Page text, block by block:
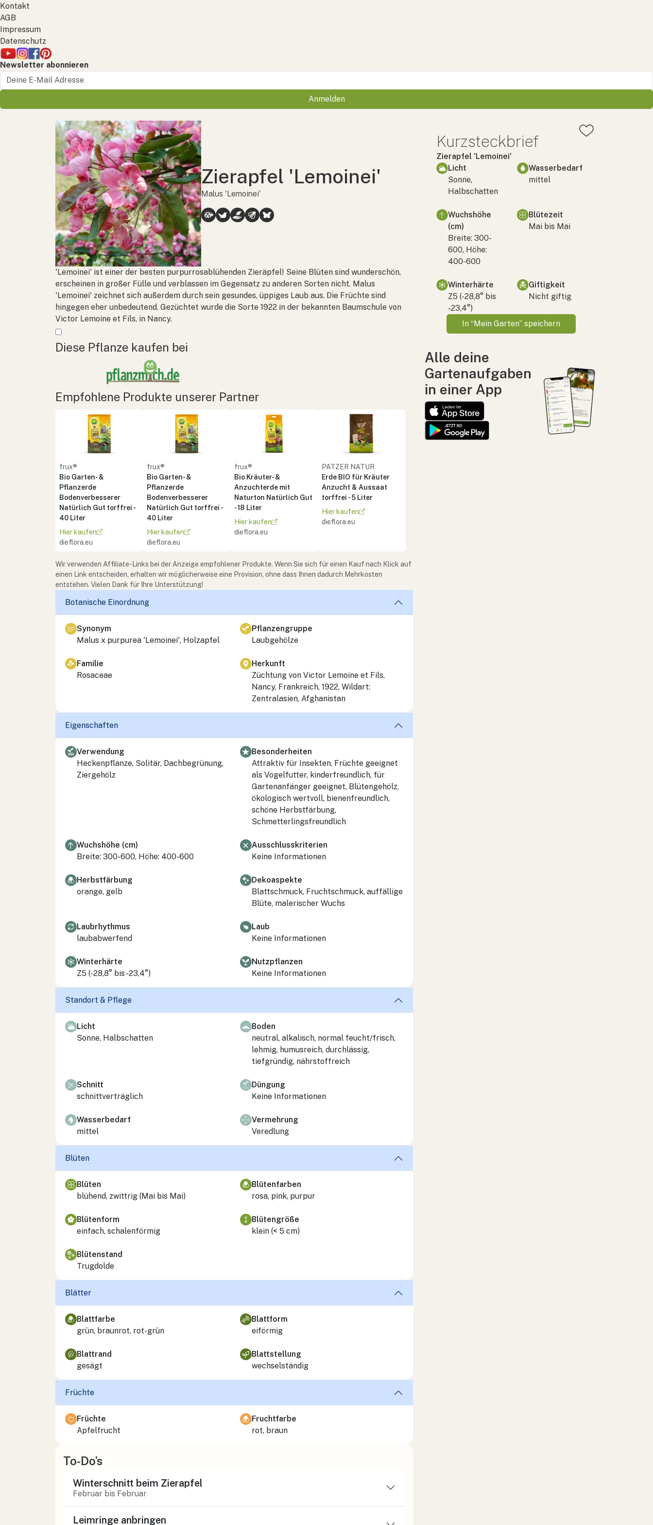
Kontakt
AGB
Impressum
Datenschutz
Newsletter abonnieren
Anmelden
Zierapfel 'Lemoinei'
Malus 'Lemoinei'
'Lemoinei' ist einer der besten purpurrosablühenden Zieräpfel! Seine Blüten sind wunderschön,
erscheinen in großer Fülle und verblassen im Gegensatz zu anderen Sorten nicht. Malus
'Lemoinei' zeichnet sich außerdem durch sein gesundes, üppiges Laub aus. Die Früchte sind
hingegen eher unbedeutend. Gezüchtet wurde die Sorte 1922 in der bekannten Baumschule von
Victor Lemoine et Fils, in Nancy.
Mehr anzeigen
Diese Pflanze kaufen bei
Empfohlene Produkte unserer Partner
frux®
Bio Garten- &
Pflanzerde
Bodenverbesserer
Natürlich Gut torffrei -
40 Liter
Hier kaufen
dieflora.eu
frux®
Bio Garten- &
Pflanzerde
Bodenverbesserer
Natürlich Gut torffrei -
40 Liter
Hier kaufen
dieflora.eu
frux®
Bio Kräuter- &
Anzuchterde mit
Naturton Natürlich Gut
- 18 Liter
Hier kaufen
dieflora.eu
PATZER NATUR
Erde BIO für Kräuter
Anzucht & Aussaat
torffrei - 5 Liter
Hier kaufen
dieflora.eu
Wir verwenden Affiliate-Links bei der Anzeige empfohlener Produkte. Wenn Sie sich für einen Kauf nach Klick auf
einen Link entscheiden, erhalten wir möglicherweise eine Provision, ohne dass Ihnen dadurch Mehrkosten
entstehen. Vielen Dank für Ihre Unterstützung!
Botanische Einordnung
Synonym
Malus x purpurea 'Lemoinei', Holzapfel
Pflanzengruppe
Laubgehölze
Familie
Rosaceae
Herkunft
Züchtung von Victor Lemoine et Fils,
Nancy, Frankreich, 1922, Wildart:
Zentralasien, Afghanistan
Eigenschaften
Verwendung
Heckenpflanze, Solitär, Dachbegrünung,
Ziergehölz
Besonderheiten
Attraktiv für Insekten, Früchte geeignet
als Vogelfutter, kinderfreundlich, für
Gartenanfänger geeignet, Blütengehölz,
ökologisch wertvoll, bienenfreundlich,
schöne Herbstfärbung,
Schmetterlingsfreundlich
Wuchshöhe (cm)
Breite: 300-600, Höhe: 400-600
Ausschlusskriterien
Keine Informationen
Herbstfärbung
orange, gelb
Dekoaspekte
Blattschmuck, Fruchtschmuck, auffällige
Blüte, malerischer Wuchs
Laubrhythmus
laubabwerfend
Laub
Keine Informationen
Winterhärte
Z5 (-28,8° bis -23,4°)
Nutzpflanzen
Keine Informationen
Standort & Pflege
Licht
Sonne, Halbschatten
Boden
neutral, alkalisch, normal feucht/frisch,
lehmig, humusreich, durchlässig,
tiefgründig, nährstoffreich
Schnitt
schnittverträglich
Düngung
Keine Informationen
Wasserbedarf
mittel
Vermehrung
Veredlung
Blüten
Blüten
blühend, zwittrig (Mai bis Mai)
Blütenfarben
rosa, pink, purpur
Blütenform
einfach, schalenförmig
Blütengröße
klein (< 5 cm)
Blütenstand
Trugdolde
Blätter
Blattfarbe
grün, braunrot, rot-grün
Blattform
eiförmig
Blattrand
gesägt
Blattstellung
wechselständig
Früchte
Früchte
Apfelfrucht
Fruchtfarbe
rot, braun
To-Do’s
Winterschnitt beim Zierapfel
Februar bis Februar
Leimringe anbringen
Kurzsteckbrief
Zierapfel 'Lemoinei'
Licht
Sonne,
Halbschatten
Wasserbedarf
mittel
Wuchshöhe
(cm)
Breite: 300-
600, Höhe:
400-600
Blütezeit
Mai bis Mai
Winterhärte
Z5 (-28,8° bis
-23,4°)
Giftigkeit
Nicht giftig
In “Mein Garten” speichern
Alle deine
Gartenaufgaben
in einer App